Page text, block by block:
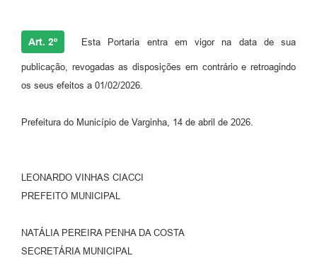
Art. 2º Esta Portaria entra em vigor na data de sua
publicação, revogadas as disposições em contrário e retroagindo
os seus efeitos a 01/02/2026.
Prefeitura do Município de Varginha, 14 de abril de 2026.
LEONARDO VINHAS CIACCI
PREFEITO MUNICIPAL
NATÁLIA PEREIRA PENHA DA COSTA
SECRETÁRIA MUNICIPAL